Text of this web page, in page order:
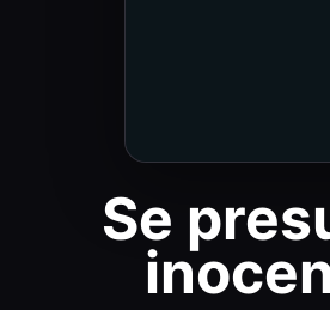
Se